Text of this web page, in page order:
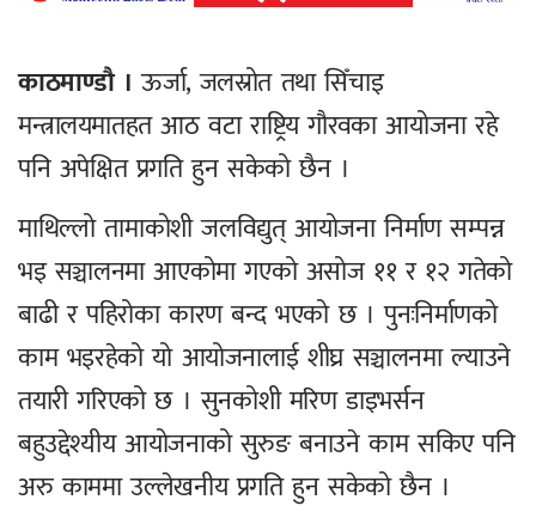
काठमाण्डौ । ऊर्जा, जलस्रोत तथा सिँचाइ
मन्त्रालयमातहत आठ वटा राष्ट्रिय गौरवका आयोजना रहे
पनि अपेक्षित प्रगति हुन सकेको छैन ।
माथिल्लो तामाकोशी जलविद्युत् आयोजना निर्माण सम्पन्न
भइ सञ्चालनमा आएकोमा गएको असोज ११ र १२ गतेको
बाढी र पहिरोका कारण बन्द भएको छ । पुनःनिर्माणको
काम भइरहेको यो आयोजनालाई शीघ्र सञ्चालनमा ल्याउने
तयारी गरिएको छ । सुनकोशी मरिण डाइभर्सन
बहुउद्देश्यीय आयोजनाको सुरुङ बनाउने काम सकिए पनि
अरु काममा उल्लेखनीय प्रगति हुन सकेको छैन ।